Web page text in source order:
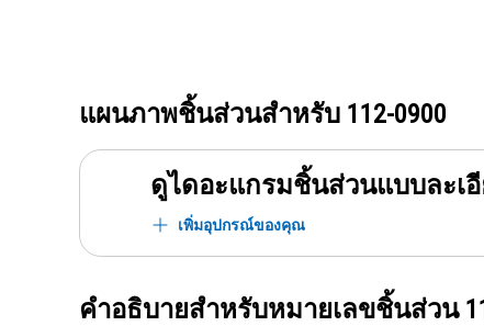
แผนภาพชิ้นส่วนสำหรับ 112-0900
ดูไดอะแกรมชิ้นส่วนแบบละเ
เพิ่มอุปกรณ์ของคุณ
คำอธิบายสำหรับหมายเลขชิ้นส่วน